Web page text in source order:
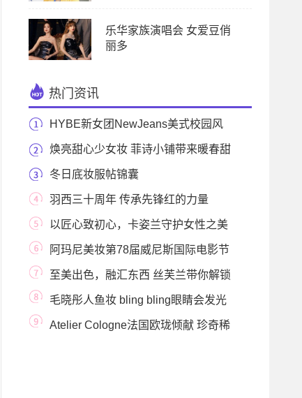
乐华家族演唱会 女爱豆俏
丽多
热门资讯
HYBE新女团NewJeans美式校园风
超适配！
焕亮甜心少女妆 菲诗小铺带来暖春甜
美升级冬日底妆服帖锦囊
羽西三十周年 传承先锋红的力量
「1992先锋羽西红
以匠心致初心，卡姿兰守护女性之美
阿玛尼美妆第78届威尼斯国际电影节
日报#9月6日
至美出色，融汇东西 丝芙兰带你解锁
美力新美学
毛晓彤人鱼妆 bling bling眼睛会发光
Atelier Cologne法国欧珑倾献 珍奇稀